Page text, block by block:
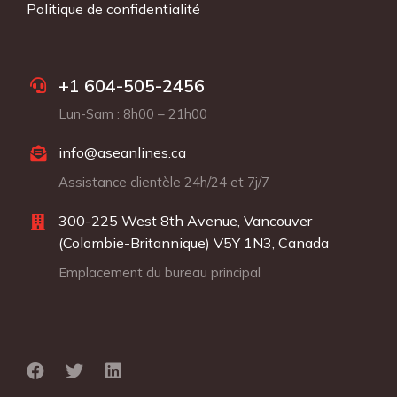
Politique de confidentialité
+1 604-505-2456
Lun-Sam : 8h00 – 21h00
info@aseanlines.ca
Assistance clientèle 24h/24 et 7j/7
300-225 West 8th Avenue, Vancouver
(Colombie-Britannique) V5Y 1N3, Canada
Emplacement du bureau principal